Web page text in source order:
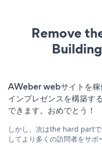
Remove
AWeber webサイトを稼
インプレゼンスを構築す
できます。おめでとう！
しかし、次はthe hard part
してより多くの訪問者をサポ